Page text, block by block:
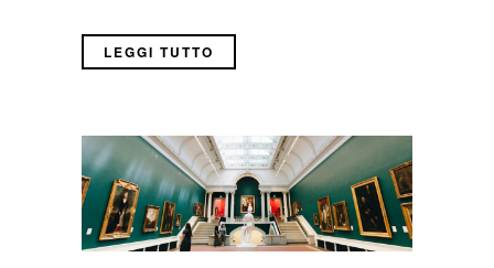
LEGGI TUTTO